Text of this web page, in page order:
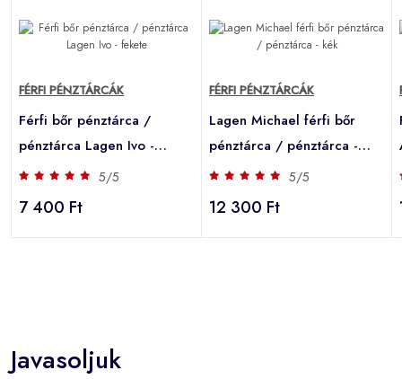
FÉRFI PÉNZTÁRCÁK
Férfi bőr pénztárca /
pénztárca Lagen Ivo -
fekete
5/5
7 400 Ft
FÉRFI PÉNZTÁRCÁK
Lagen Michael férfi bőr
pénztárca / pénztárca -
kék
5/5
12 300 Ft
Javasoljuk